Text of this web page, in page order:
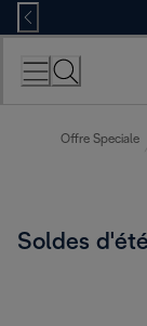
Skip
to
Content
Offre Speciale
Soldes